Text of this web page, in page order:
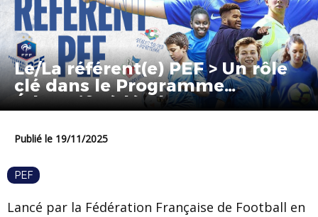
Le/La référent(e) PEF > Un rôle
clé dans le Programme
Éducatif Fédéral
Publié le 19/11/2025
PEF
Lancé par la Fédération Française de Football en